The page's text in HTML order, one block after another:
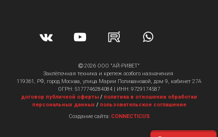
2026 ООО "АЙ-РИВЕТ"
Заклёпочная техника и крепеж особого назначения
119361, РФ, город Москва, улица Марии Поливановой, дом 9, кабинет 27А
ОГРН: 5177746284084 | ИНН: 9729174587
договор публичной оферты / политика в отношении обработки
персональных данных/ пользовательское соглашение
Создание сайта: CONNECTICUS